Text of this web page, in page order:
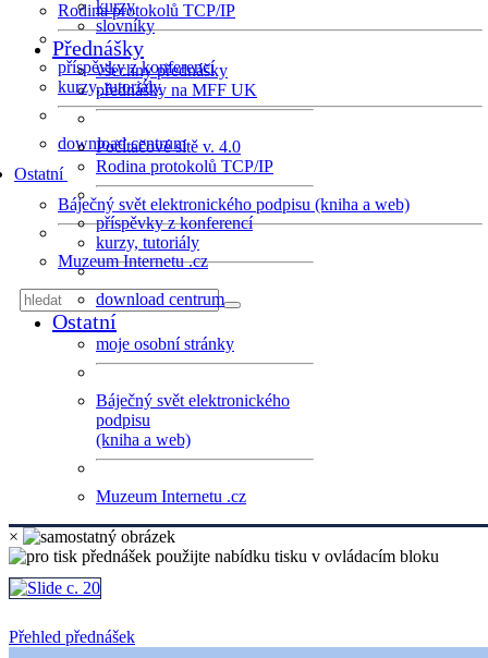
Rodina protokolů TCP/IP
příspěvky z konferencí
kurzy, tutoriály
download centrum
Ostatní
Báječný svět elektronického podpisu (kniha a web)
Muzeum Internetu .cz
kurzy
slovníky
Přednášky
všechny přednášky
přednášky na MFF UK
Počítačové sítě v. 4.0
Rodina protokolů TCP/IP
příspěvky z konferencí
kurzy, tutoriály
download centrum
Ostatní
moje osobní stránky
Báječný svět elektronického
podpisu
(kniha a web)
Muzeum Internetu .cz
×
Přehled přednášek